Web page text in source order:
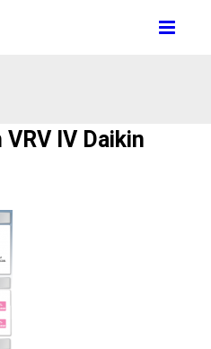
IV Daikin